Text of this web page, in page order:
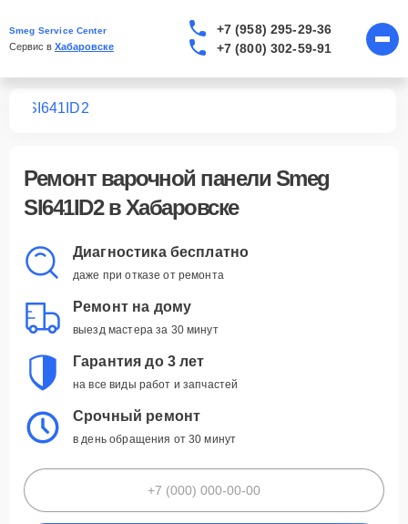
Smeg Service Center
Сервис в Хабаровске
+7 (958) 295-29-36
+7 (800) 302-59-91
SI641ID2
Ремонт варочной панели Smeg
SI641ID2в Хабаровске
Диагностика бесплатно
даже при отказе от ремонта
Ремонт на дому
выезд мастера за 30 минут
Гарантия до 3 лет
на все виды работ и запчастей
Срочный ремонт
в день обращения от 30 минут